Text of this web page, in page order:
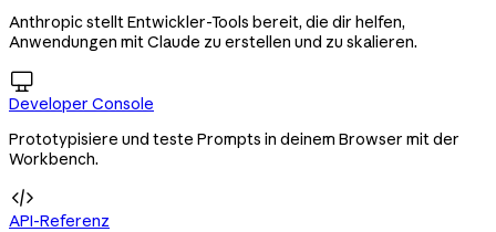
Anthropic stellt Entwickler-Tools bereit, die dir helfen,
Anwendungen mit Claude zu erstellen und zu skalieren.

Developer Console
Prototypisiere und teste Prompts in deinem Browser mit der
Workbench.

API-Referenz